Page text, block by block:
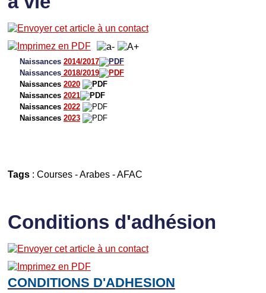
Naissances 2014/2017
Naissances2018/2019
Naissances 2020
Naissances 2021
Naissances 2022
Naissances 2023
Tags: Courses-Arabes-AFAC
Conditions d'adhésion
CONDITIONS D'ADHESION